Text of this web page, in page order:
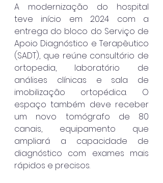
A modernização do hospital
teve início em 2024 com a
entrega do bloco do Serviço de
Apoio Diagnóstico e Terapêutico
(SADT), que reúne consultório de
ortopedia, laboratório de
análises clínicas e sala de
imobilização ortopédica. O
espaço também deve receber
um novo tomógrafo de 80
canais, equipamento que
ampliará a capacidade de
diagnóstico com exames mais
rápidos e precisos.